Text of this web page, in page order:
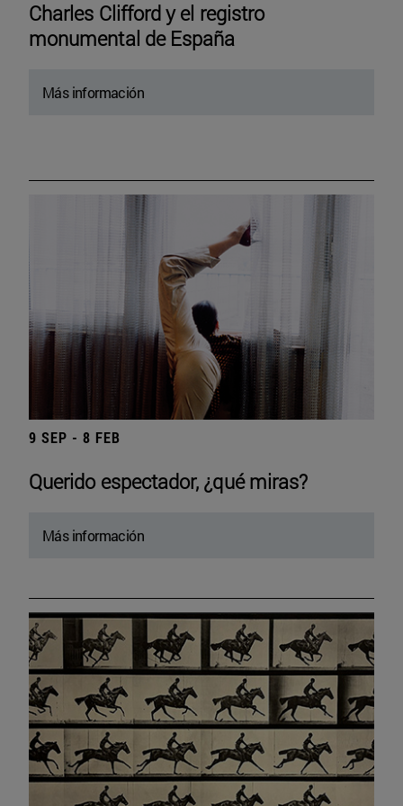
Charles Clifford y el registro
monumental de España
Más información
9 SEP - 8 FEB
Querido espectador, ¿qué miras?
Más información